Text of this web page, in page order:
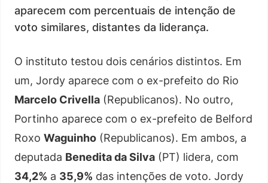
aparecem com percentuais de intenção de
voto similares, distantes da liderança.
O instituto testou dois cenários distintos. Em
um, Jordy aparece com o ex-prefeito do Rio
Marcelo Crivella (Republicanos). No outro,
Portinho aparece com o ex-prefeito de Belford
Roxo Waguinho (Republicanos). Em ambos, a
deputada Benedita da Silva (PT) lidera, com
34,2% a 35,9% das intenções de voto. Jordy